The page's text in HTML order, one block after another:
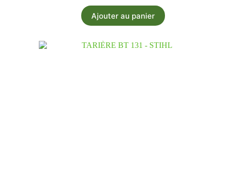
Ajouter au panier